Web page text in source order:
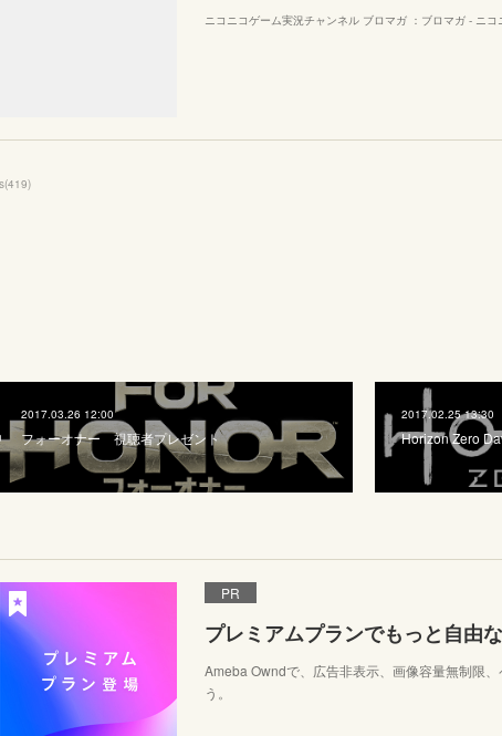
ニコニコゲーム実況チャンネル ブロマガ ：ブロマガ - ニコ
(419)
2017.03.26 12:00
フォーオナー 視聴者プレゼント
2017.02.25 13:30
Horizon Zero
PR
プレミアムプランでもっと自由
Ameba Owndで、広告非表示、画像容量無制限
う。